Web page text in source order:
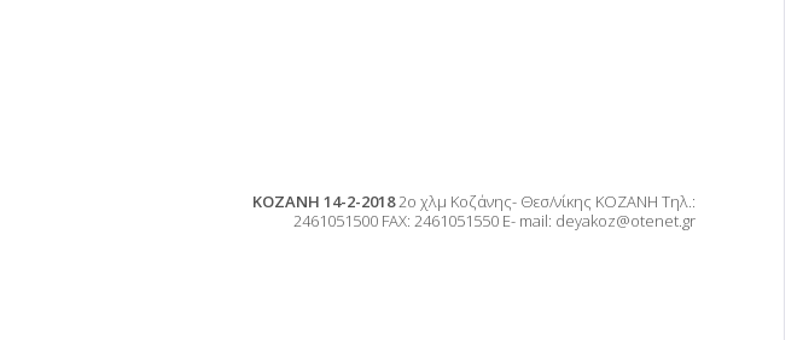
ΚΟΖΑΝΗ 14-2-20182ο χλμ Κοζάνης- Θεσ/νίκης ΚΟΖΑΝΗ Τηλ.:
2461051500 FAX: 2461051550 E- mail: deyakoz@otenet.gr